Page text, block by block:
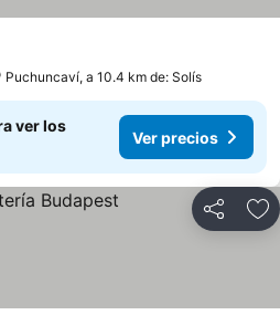
Puchuncaví, a 10.4 km de: Solís
ver los
Ver precios
Compartir